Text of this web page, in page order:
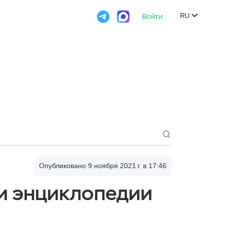
Войти RU 

Опубликовано 9 ноября 2021 г. в 17:46
энциклопедии